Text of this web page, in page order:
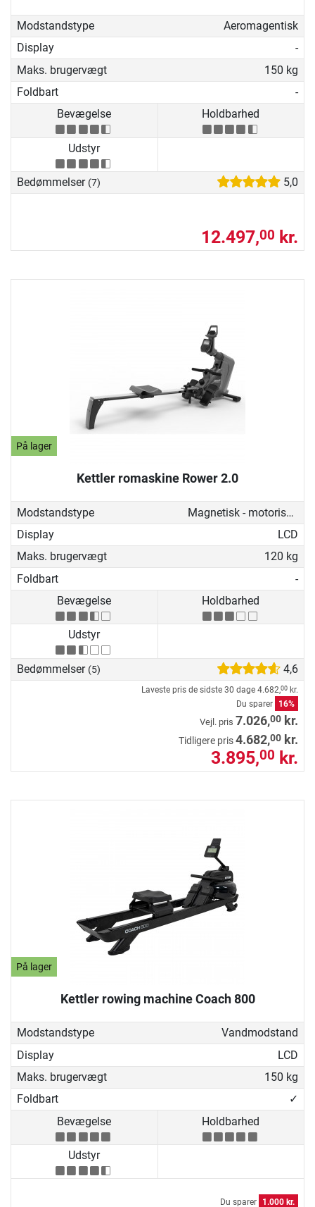
Modstandstype
Aeromagentisk
Display
-
Maks. brugervægt
150 kg
Foldbart
-
Bevægelse
Holdbarhed
Udstyr
Bedømmelser (7) 5,0
12.497,00 kr.
På lager
Kettler romaskine Rower 2.0
Modstandstype
Magnetisk - motoriseret
Display
LCD
Maks. brugervægt
120 kg
Foldbart
-
Bevægelse
Holdbarhed
Udstyr
Bedømmelser (5) 4,6
Laveste pris de sidste 30 dage 4.682,00 kr.
Du sparer
16%
Vejl. pris 7.026,00 kr.
Tidligere pris4.682,00 kr.
3.895,00 kr.
På lager
Kettler rowing machine Coach 800
Modstandstype
Vandmodstand
Display
LCD
Maks. brugervægt
150 kg
Foldbart
✓
Bevægelse
Holdbarhed
Udstyr
Du sparer 1.000 kr.